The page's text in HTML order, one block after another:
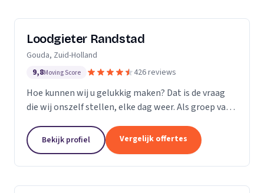
Loodgieter Randstad
Gouda, Zuid-Holland
9,8Moving Score 426 reviews
Hoe kunnen wij u gelukkig maken? Dat is de vraag
die wij onszelf stellen, elke dag weer. Als groep van
maatwerk bij calamiteiten en in de woningbouw.
Bekijk profiel Vergelijk offertes